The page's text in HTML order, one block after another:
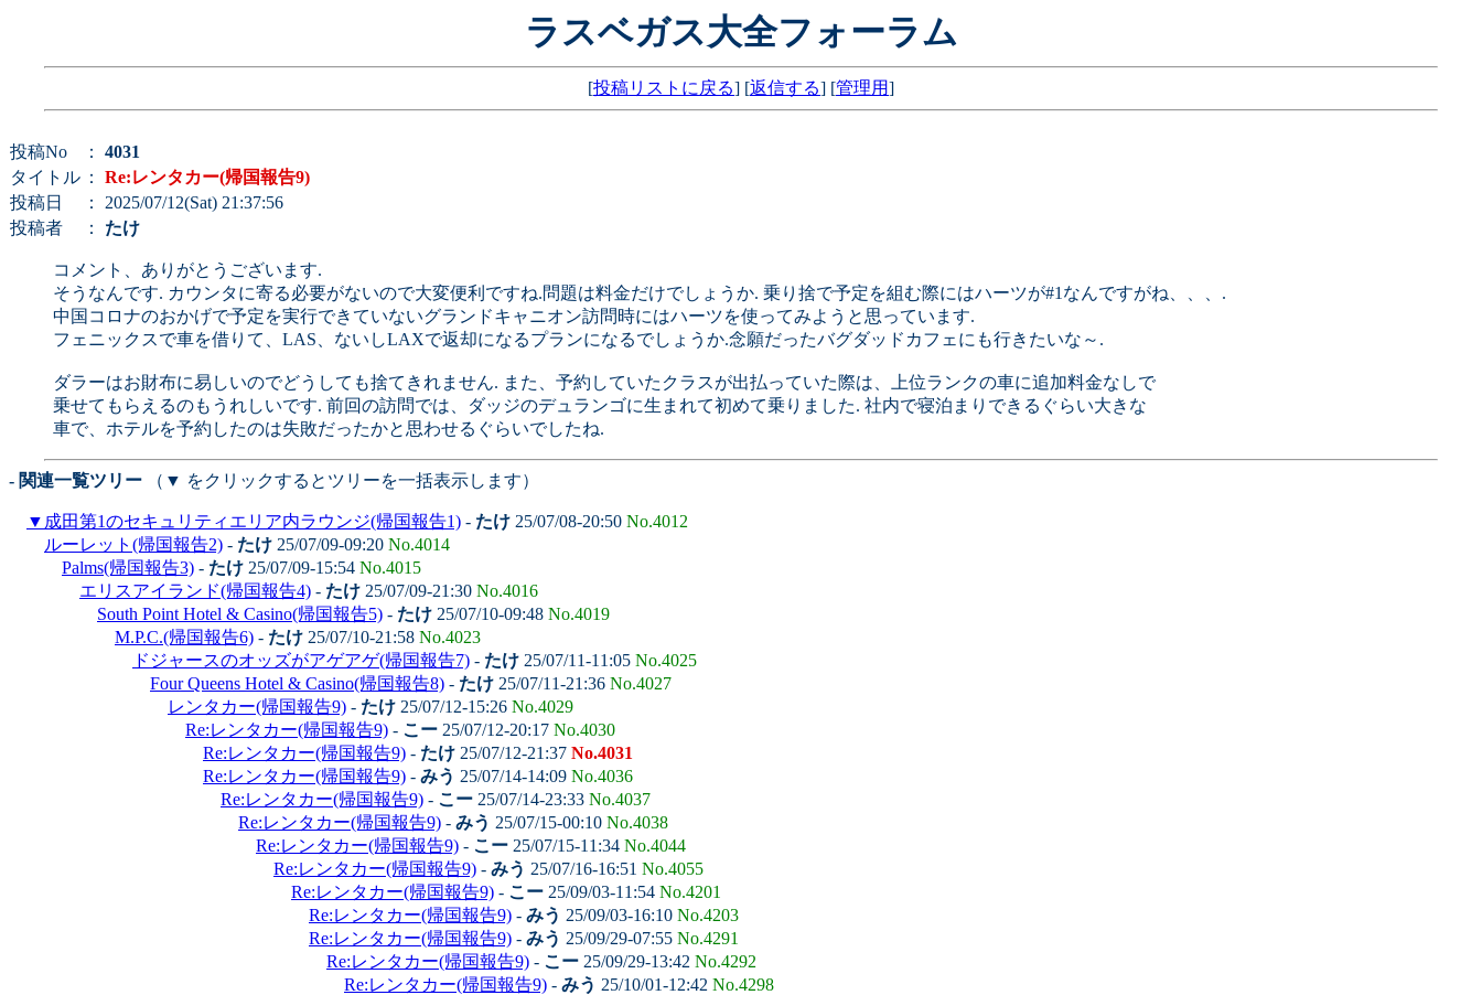
ラスベガス大全フォーラム
[投稿リストに戻る] [返信する] [管理用]
投稿No ： 4031
タイトル ： Re:レンタカー(帰国報告9)
投稿日
： 2025/07/12(Sat) 21:37:56
投稿者
： たけ
コメント、ありがとうございます.
そうなんです. カウンタに寄る必要がないので大変便利ですね.問題は料金だけでしょうか. 乗り捨で予定を組む際にはハーツが#1なんですがね、、、.
中国コロナのおかげで予定を実行できていないグランドキャニオン訪問時にはハーツを使ってみようと思っています.
フェニックスで車を借りて、LAS、ないしLAXで返却になるプランになるでしょうか.念願だったバグダッドカフェにも行きたいな～.
ダラーはお財布に易しいのでどうしても捨てきれません. また、予約していたクラスが出払っていた際は、上位ランクの車に追加料金なしで
乗せてもらえるのもうれしいです. 前回の訪問では、ダッジのデュランゴに生まれて初めて乗りました. 社内で寝泊まりできるぐらい大きな
車で、ホテルを予約したのは失敗だったかと思わせるぐらいでしたね.
- 関連一覧ツリー （▼ をクリックするとツリーを一括表示します）
▼ 成田第1のセキュリティエリア内ラウンジ(帰国報告1) - たけ 25/07/08-20:50 No.4012
ルーレット(帰国報告2) - たけ 25/07/09-09:20 No.4014
Palms(帰国報告3) - たけ 25/07/09-15:54 No.4015
エリスアイランド(帰国報告4) - たけ 25/07/09-21:30 No.4016
South Point Hotel & Casino(帰国報告5) - たけ 25/07/10-09:48 No.4019
M.P.C.(帰国報告6) - たけ 25/07/10-21:58 No.4023
ドジャースのオッズがアゲアゲ(帰国報告7) - たけ 25/07/11-11:05 No.4025
Four Queens Hotel & Casino(帰国報告8) - たけ 25/07/11-21:36 No.4027
レンタカー(帰国報告9) - たけ 25/07/12-15:26 No.4029
Re:レンタカー(帰国報告9) - こー 25/07/12-20:17 No.4030
Re:レンタカー(帰国報告9) - たけ 25/07/12-21:37 No.4031
Re:レンタカー(帰国報告9) - みう 25/07/14-14:09 No.4036
Re:レンタカー(帰国報告9) - こー 25/07/14-23:33 No.4037
Re:レンタカー(帰国報告9) - みう 25/07/15-00:10 No.4038
Re:レンタカー(帰国報告9) - こー 25/07/15-11:34 No.4044
Re:レンタカー(帰国報告9) - みう 25/07/16-16:51 No.4055
Re:レンタカー(帰国報告9) - こー 25/09/03-11:54 No.4201
Re:レンタカー(帰国報告9) - みう 25/09/03-16:10 No.4203
Re:レンタカー(帰国報告9) - みう 25/09/29-07:55 No.4291
Re:レンタカー(帰国報告9) - こー 25/09/29-13:42 No.4292
Re:レンタカー(帰国報告9) - みう 25/10/01-12:42 No.4298